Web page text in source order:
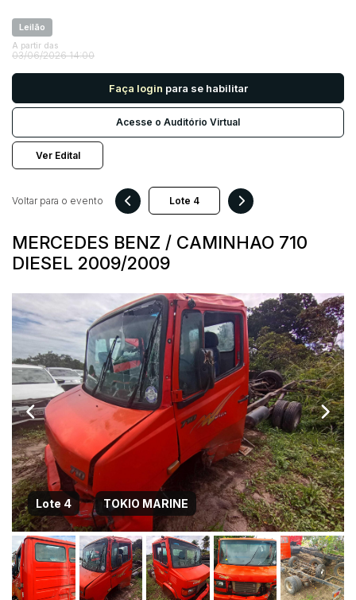
Utilitário
R$
Leilão
A partir das
03/06/2026 14:00
Faça login para se habilitar
Acesse o Auditório Virtual
Ver Edital
MERCEDES BENZ / CAMINHAO 710
DIESEL 2009/2009
Voltar para o evento
Lote 4 TOKIO MARINE